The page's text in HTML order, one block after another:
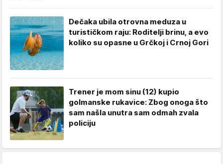
Dečaka ubila otrovna meduza u
turističkom raju: Roditelji brinu, a evo
koliko su opasne u Grčkoj i Crnoj Gori
Trener je mom sinu (12) kupio
golmanske rukavice: Zbog onoga što
sam našla unutra sam odmah zvala
policiju